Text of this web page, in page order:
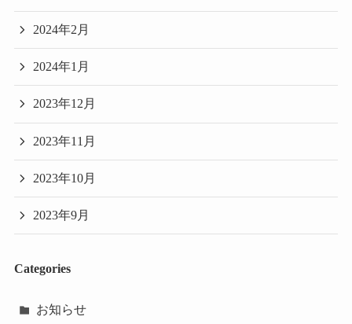
2024年2月
2024年1月
2023年12月
2023年11月
2023年10月
2023年9月
Categories
お知らせ